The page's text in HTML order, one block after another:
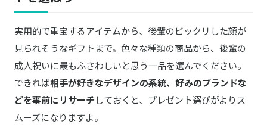
実用的で重宝するアイテムから、後輩のビックリした顔が
見られそうなギフトまで。色々な種類の商品から、後輩の
成人祝いに最もふさわしいと思う一品を選んでください。
できれば相手が好きなデザインの系統、好みのブランドな
どを事前にリサーチしておくと、プレゼント選びがよりス
ムーズになりますよ。